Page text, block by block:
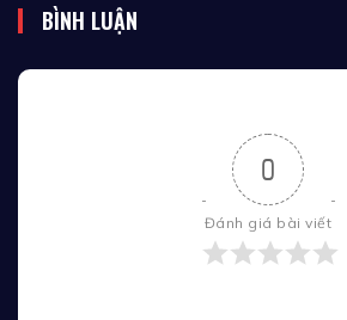
BÌNH LUẬN
0
Đánh giá bài viết